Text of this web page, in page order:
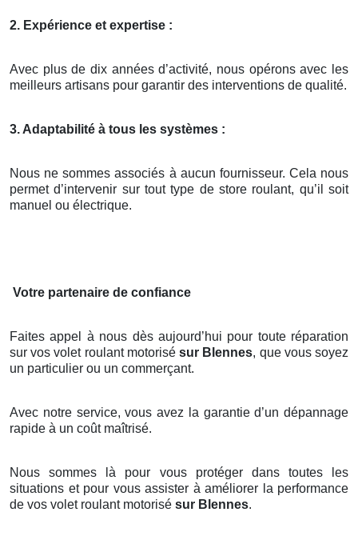
2. Expérience et expertise :
Avec plus de dix années d’activité, nous opérons avec les
meilleurs artisans pour garantir des interventions de qualité.
3. Adaptabilité à tous les systèmes :
Nous ne sommes associés à aucun fournisseur. Cela nous
permet d’intervenir sur tout type de store roulant, qu’il soit
manuel ou électrique.
Votre partenaire de confiance
Faites appel à nous dès aujourd’hui pour toute réparation
sur vos volet roulant motorisésur Blennes, que vous soyez
un particulier ou un commerçant.
Avec notre service, vous avez la garantie d’un dépannage
rapide à un coût maîtrisé.
Nous sommes là pour vous protéger dans toutes les
situations et pour vous assister à améliorer la performance
de vos volet roulant motorisé sur Blennes.